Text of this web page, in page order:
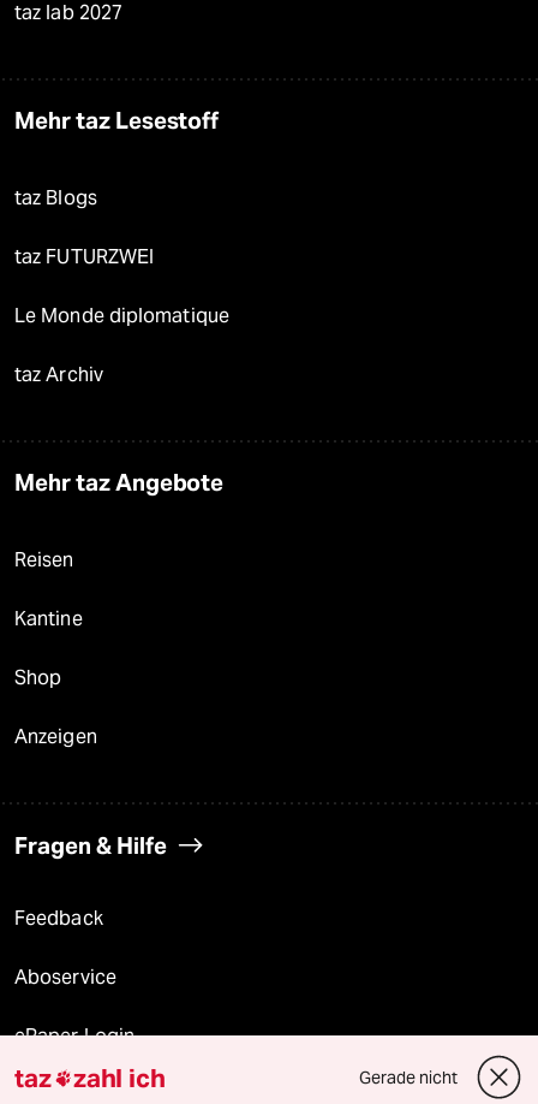
taz lab 2027
Mehr taz Lesestoff
taz Blogs
taz FUTURZWEI
Le Monde diplomatique
taz Archiv
Mehr taz Angebote
Reisen
Kantine
Shop
Anzeigen
Fragen & Hilfe
Feedback
Aboservice
ePaper Login
Downloads für Abonnierende
taz zahl ich Gerade nicht